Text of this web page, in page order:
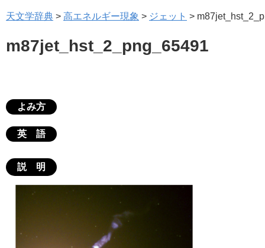
天文学辞典 > 高エネルギー現象 > ジェット >
m87jet_hst_2_png_65491
よみ方
英 語
説 明